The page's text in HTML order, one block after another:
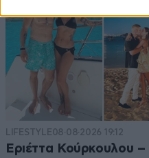
LIFESTYLE08·08·2026 19:12
Εριέττα Κούρκουλου –